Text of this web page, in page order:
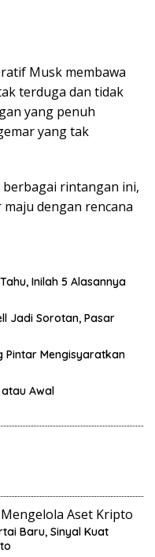
Musk membawa
terduga dan tidak
yang penuh
yang tak
rintangan ini,
dengan rencana
Inilah 5 Alasannya
Jadi Sorotan, Pasar
Pintar Mengisyaratkan
Awal
Aset Kripto
Baru, Sinyal Kuat